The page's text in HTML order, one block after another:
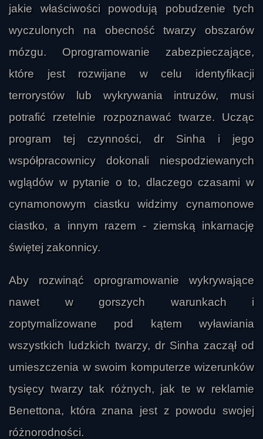
jakie właściwości powodują pobudzenie tych
wyczulonych na obecność twarzy obszarów
mózgu. Oprogramowanie zabezpieczające,
które jest rozwijane w celu identyfikacji
terrorystów lub wykrywania intruzów, musi
potrafić rzetelnie rozpoznawać twarze. Ucząc
program tej czynności, dr Sinha i jego
współpracownicy dokonali niespodziewanych
wglądów w pytanie o to, dlaczego czasami w
cynamonowym ciastku widzimy cynamonowe
ciastko, a innym razem - ziemską inkarnację
świętej zakonnicy.
Aby rozwinąć oprogramowanie wykrywające
nawet w gorszych warunkach i
zoptymalizowane pod kątem wyławiania
wszystkich ludzkich twarzy, dr Sinha zaczął od
umieszczenia w swoim komputerze wizerunków
tysięcy twarzy tak różnych, jak te w reklamie
Benettona, która znana jest z powodu swojej
różnorodności.